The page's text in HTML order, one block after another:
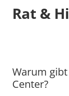
Rat &
Warum
Center?